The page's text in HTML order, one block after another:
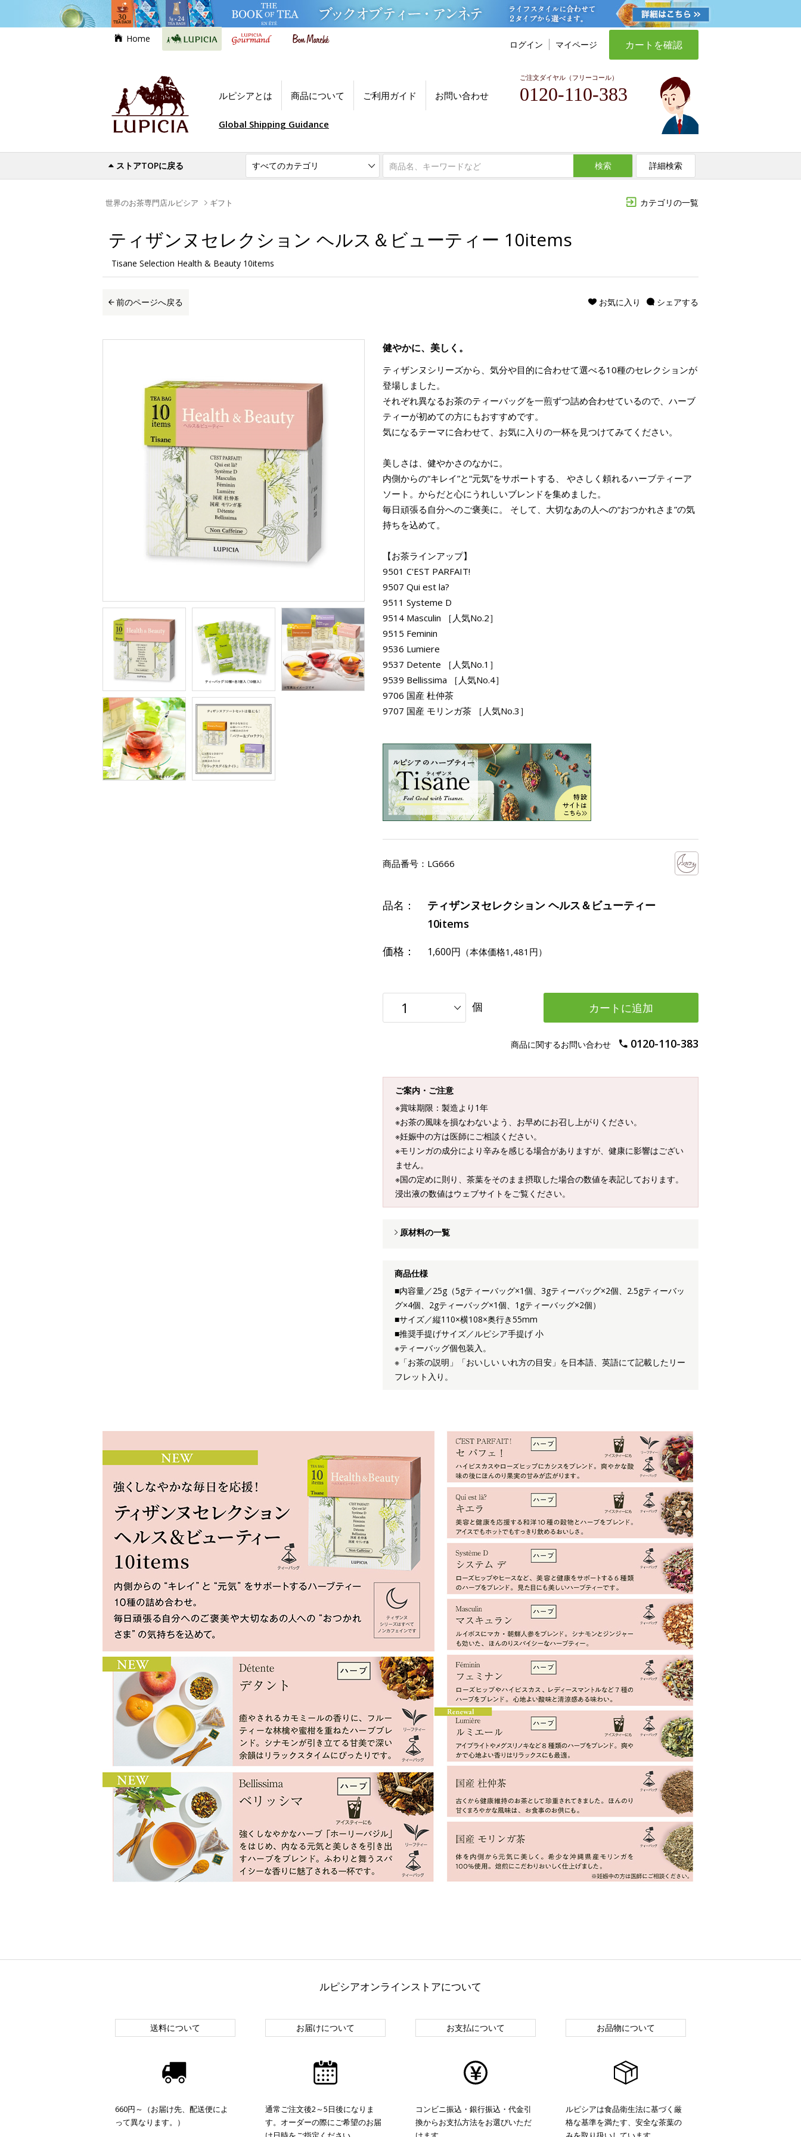
Home
ログイン マイページ カートを確認
ルピシアとは 商品について ご利用ガイド お問い合わせ
ご注文ダイヤル（フリーコール）
0120-110-383
Global Shipping Guidance
ストアTOPに戻る 検索 詳細検索
カテゴリの一覧
世界のお茶専門店ルピシア ギフト
ティザンヌセレクション ヘルス＆ビューティー 10items
Tisane Selection Health & Beauty 10items
前のページへ戻る シェアする
お気に入り
健やかに、美しく。
ティザンヌシリーズから、気分や目的に合わせて選べる10種のセレクションが
登場しました。
それぞれ異なるお茶のティーバッグを一煎ずつ詰め合わせているので、ハーブ
ティーが初めての方にもおすすめです。
気になるテーマに合わせて、お気に入りの一杯を見つけてみてください。
美しさは、健やかさのなかに。
内側からの“キレイ”と“元気”をサポートする、 やさしく頼れるハーブティーア
ソート。からだと心にうれしいブレンドを集めました。
毎日頑張る自分へのご褒美に。 そして、大切なあの人への“おつかれさま”の気
持ちを込めて。
【お茶ラインアップ】
9501 C'EST PARFAIT!
9507 Qui est la?
9511 Systeme D
9514 Masculin ［人気No.2］
9515 Feminin
9536 Lumiere
9537 Detente ［人気No.1］
9539 Bellissima ［人気No.4］
9706 国産 杜仲茶
9707 国産 モリンガ茶 ［人気No.3］
商品番号： LG666
品名：
ティザンヌセレクション ヘルス＆ビューティー
10items
価格：
1,600円 （本体価格1,481円）
個 カートに追加
商品に関するお問い合わせ 0120-110-383
ご案内・ご注意
※賞味期限：製造より1年
※お茶の風味を損なわないよう、お早めにお召し上がりください。
※妊娠中の方は医師にご相談ください。
※モリンガの成分により辛みを感じる場合がありますが、健康に影響はござい
ません。
※国の定めに則り、茶葉をそのまま摂取した場合の数値を表記しております。
浸出液の数値はウェブサイトをご覧ください。
原材料の一覧
商品仕様
■内容量／25g（5gティーバッグ×1個、3gティーバッグ×2個、2.5gティーバッ
グ×4個、2gティーバッグ×1個、1gティーバッグ×2個）
■サイズ／縦110×横108×奥行き55mm
■推奨手提げサイズ／ルピシア手提げ 小
※ティーバッグ個包装入。
※「お茶の説明」「おいしい いれ方の目安」を日本語、英語にて記載したリー
フレット入り。
ルピシアオンラインストアについて
送料について
660円～（お届け先、配送便によ
って異なります。）
お届けについて
通常ご注文後2～5日後になりま
す。オーダーの際にご希望のお届
お支払について
コンビニ振込・銀行振込・代金引
換からお支払方法をお選びいただ
お品物について
ルピシアは食品衛生法に基づく厳
格な基準を満たす、安全な茶葉の